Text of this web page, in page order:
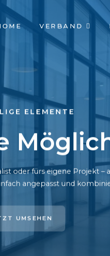
VERBAND
ELEMENTE
oder fürs eigene Projekt –
angepasst und
UMSEHEN